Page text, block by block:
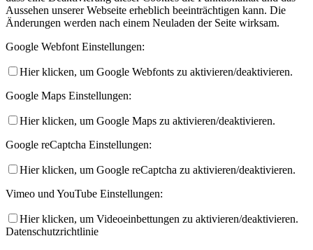
Aussehen unserer Webseite erheblich beeinträchtigen kann. Die
Änderungen werden nach einem Neuladen der Seite wirksam.
Google Webfont Einstellungen:
Hier klicken, um Google Webfonts zu aktivieren/deaktivieren.
Google Maps Einstellungen:
Hier klicken, um Google Maps zu aktivieren/deaktivieren.
Google reCaptcha Einstellungen:
Hier klicken, um Google reCaptcha zu aktivieren/deaktivieren.
Vimeo und YouTube Einstellungen:
Hier klicken, um Videoeinbettungen zu aktivieren/deaktivieren.
Datenschutzrichtlinie